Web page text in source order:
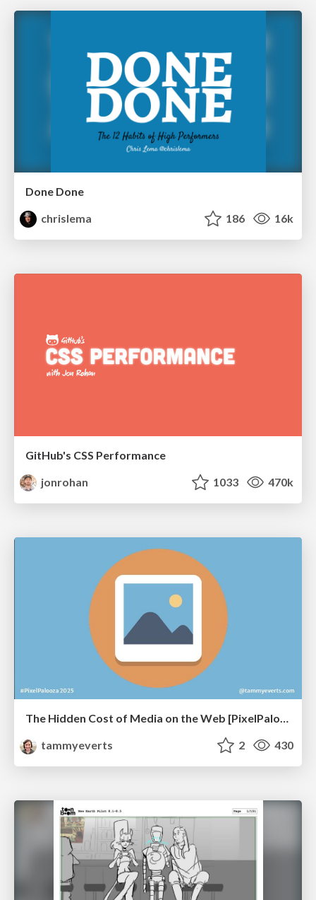
Done Done
chrislema
186 16k
GitHub's CSS Performance
jonrohan
1033 470k
The Hidden Cost of Media on the Web [PixelPalooza 2025]
tammyeverts
2 430